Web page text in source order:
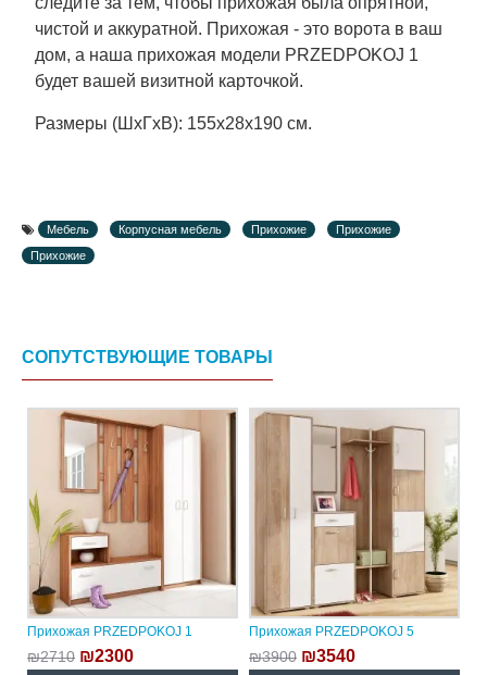
чистой и аккуратной. Прихожая - это ворота в ваш
дом, а наша прихожая модели PRZEDPOKOJ 1
будет вашей визитной карточкой.
Размеры (ШxГxВ): 155x28x190 см.
Мебель Корпусная мебель Прихожие
Прихожие
Прихожие
СОПУТСТВУЮЩИЕ ТОВАРЫ
Прихожая PRZEDPOKOJ 1
₪2710 ₪2300
Прихожая PRZEDPOKOJ 5
₪3900 ₪3540